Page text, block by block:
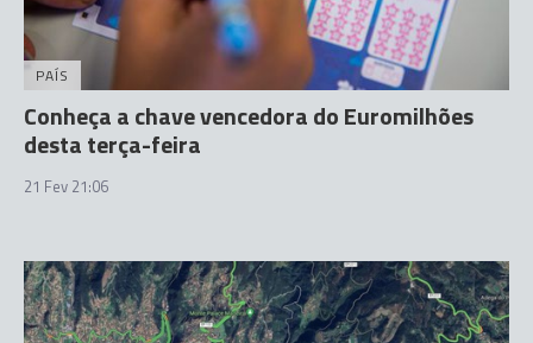
PAÍS
Conheça a chave vencedora do Euromilhões
desta terça-feira
21 Fev 21:06